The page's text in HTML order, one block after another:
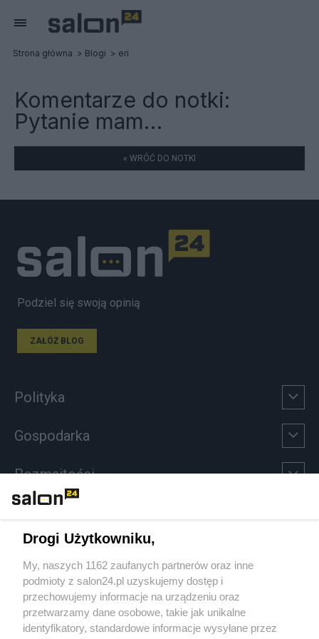
Strona główna Blogi eri
Komentarze do notki:
Pytanie mam…
« WRÓĆ DO NOTKI
Podziel się swoją opinią
ZAŁÓŻ BLOG
Polityka
Gospodarka
Rozmaitości
Sport
Społeczeństwo
Kultura
Drogi Użytkowniku,
My, naszych 1162 zaufanych partnerów oraz inne
podmioty z salon24.pl uzyskujemy dostęp i
przechowujemy informacje na urządzeniu oraz
przetwarzamy dane osobowe, takie jak unikalne
identyfikatory, standardowe informacje wysyłane przez